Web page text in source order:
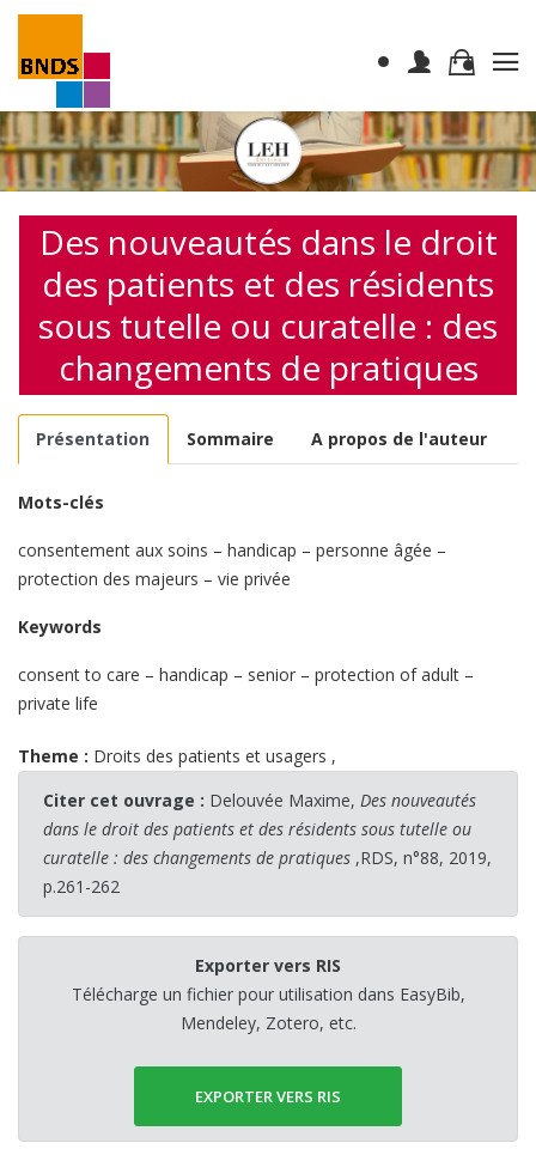
Des nouveautés dans le droit
des patients et des résidents
sous tutelle ou curatelle : des
changements de pratiques
Présentation Sommaire A propos de l'auteur
Mots-clés
consentement aux soins – handicap – personne âgée –
protection des majeurs – vie privée
Keywords
consent to care – handicap – senior – protection of adult –
private life
Theme : Droits des patients et usagers ,
Citer cet ouvrage : Delouvée Maxime, Des nouveautés
dans le droit des patients et des résidents sous tutelle ou
curatelle : des changements de pratiques ,RDS, n°88, 2019,
p.261-262
Exporter vers RIS
Télécharge un fichier pour utilisation dans EasyBib,
Mendeley, Zotero, etc.
EXPORTER VERS RIS